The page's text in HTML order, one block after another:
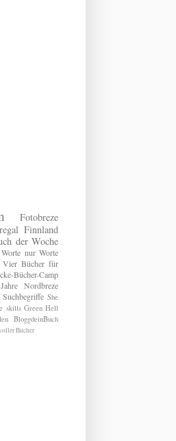
Fotobreze
Finnland
der Woche
Worte nur Worte
Vier Bücher für
Bücher-Camp
Nordbreze
Suchbegriffe She
skills Green Hell
BloggdeinBuch
Bücher